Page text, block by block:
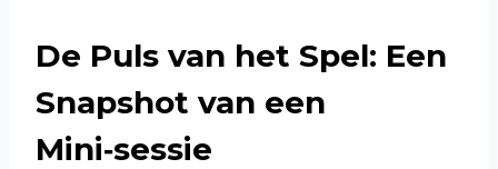
De Puls van het Spel: Een
Snapshot van een
Mini‑sessie